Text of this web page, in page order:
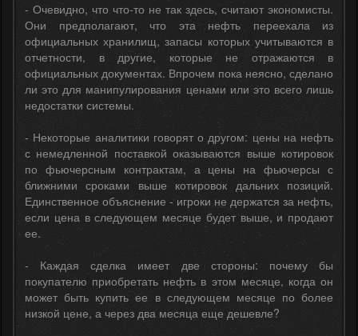
- Очевидно, что что-то не так здесь, считают экономисты.
Они предполагают, что эта нефть переехала из
официальных хранилищ, запасы которых учитываются в
отчетности, в другие, которые не отражаются в
официальных документах. Впрочем пока неясно, сделано
ли это для манипулирования ценами или это всего лишь
недостатки системы.
- Некоторые аналитики говорят о другом: цены на нефть
с немедленной поставкой оказываются выше котировок
по фьючерсным контрактам, а цены на фьючерсы с
ближними сроками выше котировок дальних позиций.
Единственное объяснение - игроки не держатся за нефть,
если цена в следующем месяце будет выше, и продают
ее.
- Каждая сделка имеет две стороны: почему бы
покупателю приобретать нефть в этом месяце, когда он
может быть купить ее в следующем месяце по более
низкой цене, а через два месяца еще дешевле?